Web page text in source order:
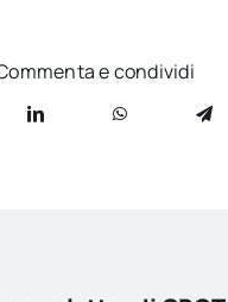
e condividi